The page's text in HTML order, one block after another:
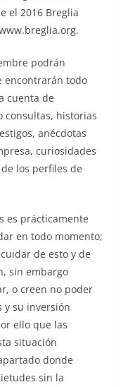
el 2016 Breglia
podrán
encontrarán todo
cuenta de
consultas, historias
anécdotas
curiosidades
los perfiles de
es prácticamente
en todo momento;
de esto y de
sin embargo
o creen no poder
y su inversión
ello que las
situación
donde
sin la